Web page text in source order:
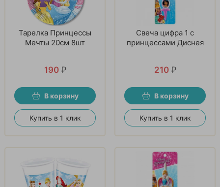
Тарелка Принцессы
Мечты 20см 8шт
190 ₽
В корзину
Купить в 1 клик
Свеча цифра 1 с
принцессами Диснея
210 ₽
В корзину
Купить в 1 клик